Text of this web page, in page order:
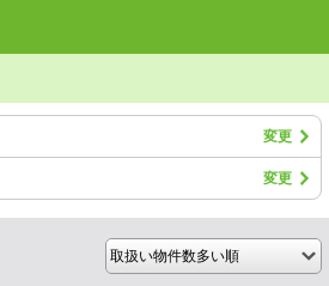
変更
変更